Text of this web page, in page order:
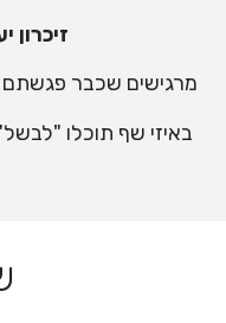
מרגישים שכבר
באיזי שף תוכלו